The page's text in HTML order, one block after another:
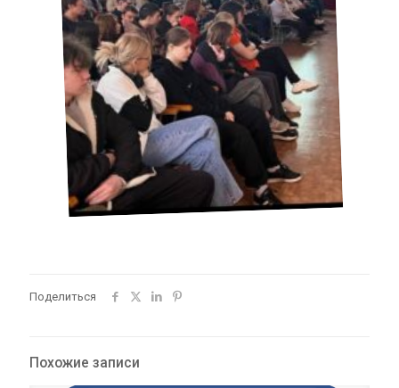
Поделиться
Похожие записи